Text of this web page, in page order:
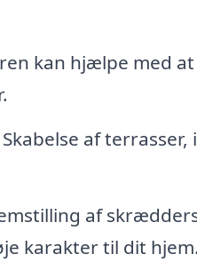
kan hjælpe med
Skabelse af
af
karakter til dit hjem.